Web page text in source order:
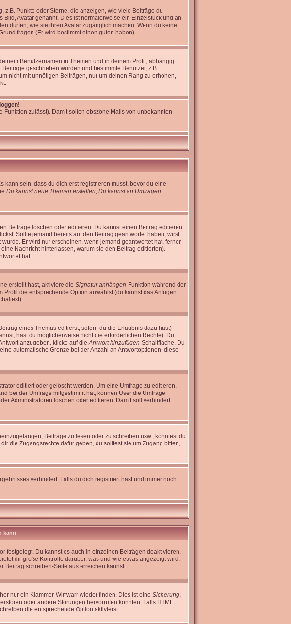
z.B. Punkte oder Sterne, die anzeigen, wie viele Beiträge du
Avatar genannt. Dies ist normalerweise ein Einzelstück und an
dürfen, wie sie ihren Avatar zugänglich machen. Wenn du keine
fragen (Er wird bestimmt einen guten haben).
Benutzernamen in Themen und in deinem Profil, abhängig
geschrieben wurden und bestimmte Benutzer, z.B.
nicht mit unnötigen Beiträgen, nur um deinen Rang zu erhöhen,
Funktion zulässt). Damit sollen obszöne Mails von unbekannten
kann sein, dass du dich erst registrieren musst, bevor du eine
Du kannst neue Themen erstellen, Du kannst an Umfragen
Beiträge löschen oder editieren. Du kannst einen Beitrag editieren
Sollte jemand bereits auf den Beitrag geantwortet haben, wirst
Er wird nur erscheinen, wenn jemand geantwortet hat, ferner
Nachricht hinterlassen, warum sie den Beitrag editierten).
hat.
erstellt hast, aktiviere die Signatur anhängen-Funktion während der
die entsprechende Option anwählst (du kannst das Anfügen
eines Themas editierst, sofern du die Erlaubnis dazu hast)
hast du möglicherweise nicht die erforderlichen Rechte). Du
anzugeben, klicke auf dieAntwort hinzufügen-Schaltfläche. Du
automatische Grenze bei der Anzahl an Antwortoptionen, diese
editiert oder gelöscht werden. Um eine Umfrage zu editieren,
bei der Umfrage mitgestimmt hat, können User die Umfrage
Administratoren löschen oder editieren. Damit soll verhindert
Beiträge zu lesen oder zu schreiben usw., könntest du
die Zugangsrechte dafür geben, du solltest sie um Zugang bitten,
verhindert. Falls du dich registriert hast und immer noch
kann
festgelegt. Du kannst es auch in einzelnen Beiträgen deaktivieren.
dir große Kontrolle darüber, was und wie etwas angezeigt wird.
Beitrag schreiben-Seite aus erreichen kannst.
nur ein Klammer-Wirrwarr wieder finden. Dies ist eine Sicherung,
oder andere Störungen hervorrufen könnten. Falls HTML
die entsprechende Option aktivierst.